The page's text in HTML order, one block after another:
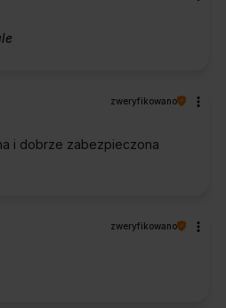
zweryfikowano
i dobrze zabezpieczona
zweryfikowano